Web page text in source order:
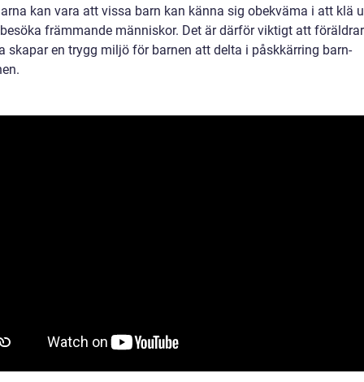
kan vara att vissa barn kan känna sig obekväma i att klä
främmande människor. Det är därför viktigt att
skapar en trygg miljö för barnen att delta i påskkärring barn-